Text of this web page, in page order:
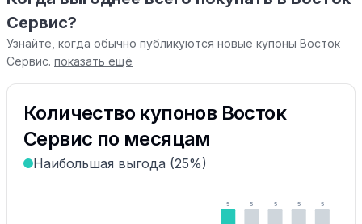
Сервис?
Узнайте, когда обычно публикуются новые купоны Восток
Сервис. показать ещё
Количество купонов Восток
Сервис по месяцам
Наибольшая выгода (25%)
5 5 5 5 5